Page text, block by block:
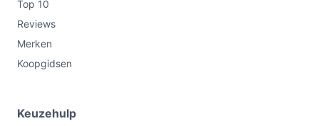
Top 10
Reviews
Merken
Koopgidsen
Keuzehulp